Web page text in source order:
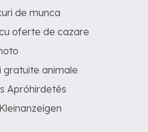
de munca
oferte de cazare
gratuite animale
Apróhirdetés